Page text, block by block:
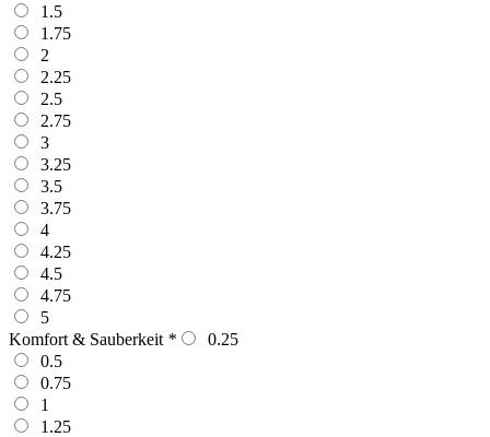
1.5
1.75
2
2.25
2.5
2.75
3
3.25
3.5
3.75
4
4.25
4.5
4.75
5
Komfort & Sauberkeit *
0.25
0.5
0.75
1
1.25